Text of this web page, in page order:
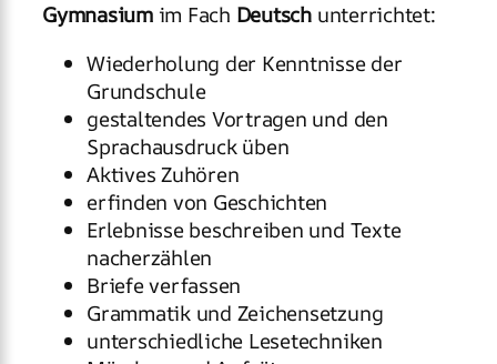
Gymnasiumim Fach Deutsch unterrichtet:
Wiederholung der Kenntnisse der
Grundschule
gestaltendes Vortragen und den
Sprachausdruck üben
Aktives Zuhören
erfinden von Geschichten
Erlebnisse beschreiben und Texte
nacherzählen
Briefe verfassen
Grammatik und Zeichensetzung
unterschiedliche Lesetechniken